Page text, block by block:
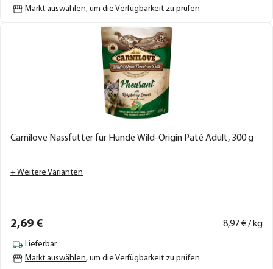
Markt auswählen, um die Verfügbarkeit zu prüfen
Carnilove Nassfutter für Hunde Wild-Origin Paté Adult, 300 g
+ Weitere Varianten
2,69 € 8,97€ / kg
Lieferbar
Markt auswählen, um die Verfügbarkeit zu prüfen